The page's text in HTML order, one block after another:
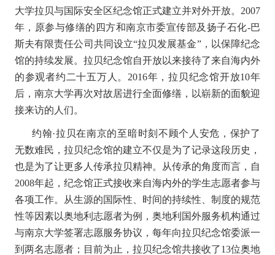
大学拉贝与国际安全区纪念馆正式建立并对外开放。 2007
年，原参与修缮的四方和南京市委宣传部及扬子石化-巴
斯夫有限责任公司共同设立“拉贝发展基金”，以保障纪念
馆的持续发展。拉贝纪念馆自开放以来接待了来自海内外
的参观者约二十五万人。 2016年，拉贝纪念馆开放10年
后，南京大学再次对故居进行全面修缮，以崭新的面貌迎
接来访的人们。
约翰·拉贝在南京的至暗时刻不顾个人安危，保护了
无数难民，拉贝纪念馆的建立不仅是为了记录这段历史，
也是为了让更多人传承拉贝精神。从传承的角度而言，自
2008年起，纪念馆正式接收来自海内外的学生志愿者参与
各项工作。从生源的国际性、时间的持续性、制度的规范
性等因素以奥地利志愿者为例，奥地利国外服务机构通过
与南京大学签署志愿服务协议，每年向拉贝纪念馆委派一
到两名志愿者；目前为止，拉贝纪念馆共接收了13位奥地